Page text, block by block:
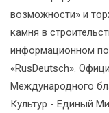
возможности» и
камня в
информационном
«RusDeutsch».
Международного
Культур - Единый